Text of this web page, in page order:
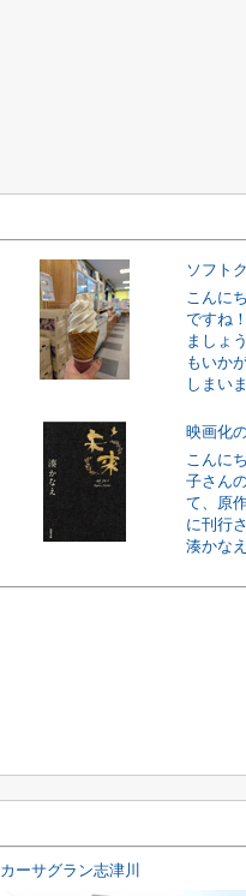
ソフト
こんに
ですね
ましょ
もいか
しまい
映画化
こんに
子さん
て、原
に刊行
湊かな
カーサグラン志津川